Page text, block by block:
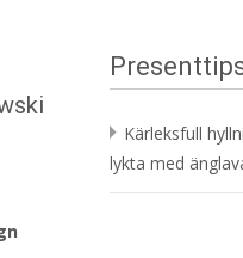
Kärleksfull
lykta med